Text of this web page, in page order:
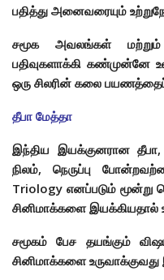
பதித்து அனைவரையும்
சமூக அவலங்கள் மற்றும்
பதிவுகளாக்கி கண்முன்னே
ஒரு சிலரின் கலை
தீபா மேத்தா
இந்திய இயக்குனரான தீபா,
நிலம், நெருப்பு
Triology எனப்படும் மூன்று
சினிமாக்களை
சமூகம் பேச தயங்கும்
சினிமாக்களை